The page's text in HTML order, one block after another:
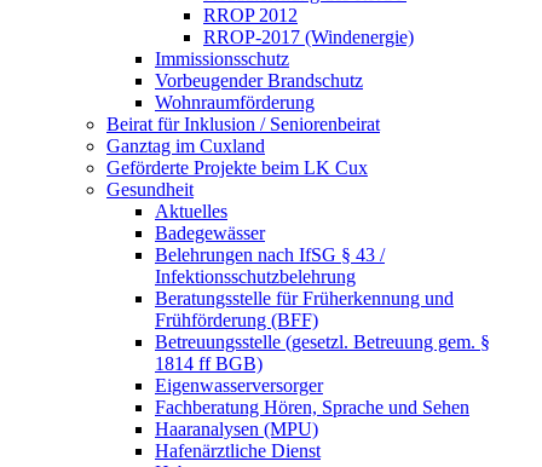
RROP 2012
RROP-2017 (Windenergie)
Immissionsschutz
Vorbeugender Brandschutz
Wohnraumförderung
Beirat für Inklusion / Seniorenbeirat
Ganztag im Cuxland
Geförderte Projekte beim LK Cux
Gesundheit
Aktuelles
Badegewässer
Belehrungen nach IfSG § 43 /
Infektionsschutzbelehrung
Beratungsstelle für Früherkennung und
Frühförderung (BFF)
Betreuungsstelle (gesetzl. Betreuung gem. §
1814 ff BGB)
Eigenwasserversorger
Fachberatung Hören, Sprache und Sehen
Haaranalysen (MPU)
Hafenärztliche Dienst